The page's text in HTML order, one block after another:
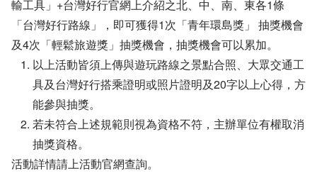
輸工具」+台灣好行官網上介紹之北、中、南、東各1條
「台灣好行路線」，即可獲得1次「青年環島獎」 抽獎機會
及4次「輕鬆旅遊獎」抽獎機會，抽獎機會可以累加。
以上活動皆須上傳與遊玩路線之景點合照、大眾交通工
具及台灣好行搭乘證明或照片證明及20字以上心得，方
能參與抽獎。
若未符合上述規範則視為資格不符，主辦單位有權取消
抽獎資格。
活動詳情請上活動官網查詢。